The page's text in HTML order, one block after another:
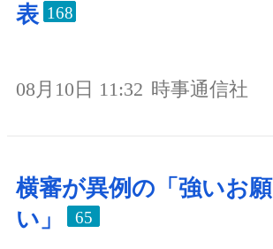
表 168
08月10日 11:32 時事通信社
横審が異例の「強いお願
い」
65